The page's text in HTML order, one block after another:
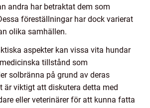
andra har betraktat dem som
föreställningar har dock varierat
olika samhällen.
aspekter kan vissa vita hundar
tillstånd som
solbränna på grund av deras
är viktigt att diskutera detta med
eller veterinärer för att kunna fatta